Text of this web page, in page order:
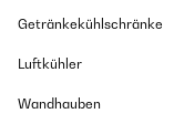
Getränkekühlschränke
Luftkühler
Wandhauben